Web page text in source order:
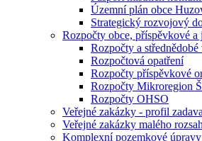
Územní plán obce
Strategický rozvojový
Rozpočty obce, příspěvkové
Rozpočty a
Rozpočtová opatření
Rozpočty příspěvkové
Rozpočty Mikroregion
Rozpočty OHSO
Veřejné zakázky - profil
Veřejné zakázky malého
Komplexní pozemkové